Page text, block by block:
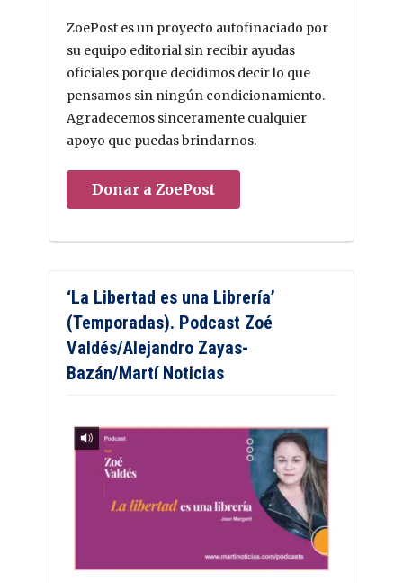
ZoePost es un proyecto autofinaciado por
su equipo editorial sin recibir ayudas
oficiales porque decidimos decir lo que
pensamos sin ningún condicionamiento.
Agradecemos sinceramente cualquier
apoyo que puedas brindarnos.
Donar a ZoePost
‘La Libertad es una Librería’
(Temporadas). Podcast Zoé
Valdés/Alejandro Zayas-
Bazán/Martí Noticias